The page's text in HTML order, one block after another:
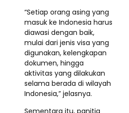
“Setiap orang asing yang
masuk ke Indonesia harus
diawasi dengan baik,
mulai dari jenis visa yang
digunakan, kelengkapan
dokumen, hingga
aktivitas yang dilakukan
selama berada di wilayah
Indonesia,” jelasnya.
Sementara itu, panitia